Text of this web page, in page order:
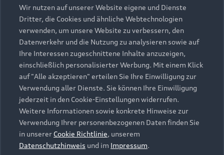
Elektromodelle
Plug-in-Hybride
Neuwagensuche
Gebrauchtwagensuche
Gebrauchtwagen
Finanzierung
Aktionen & Angebote
Geschäftskunden
Saisonale Angebote
Audi Services
Garantie
Audi digital services
myAudi
Support
Kundenservice
Händlersuche
Audi Code
Häufige Fragen (FAQ)
Audi Online Beratung
Über Audi
Unternehmen
Karriere
Investor Relations
Presse & Media Center
© 2026 AUDI AG. Alle Rechte vorbehalten
Wir nutzen auf unserer Website eigene und Dienste
Dritter, die Cookies und ähnliche Webtechnologien
verwenden, um unsere Website zu verbessern, den
Datenverkehr und die Nutzung zu analysieren sowie auf
Ihre Interessen zugeschnittene Inhalte anzuzeigen,
einschließlich personalisierter Werbung. Mit einem Klick
auf "Alle akzeptieren" erteilen Sie Ihre Einwilligung zur
Verwendung aller Dienste. Sie können Ihre Einwilligung
jederzeit in den Cookie-Einstellungen widerrufen.
Weitere Informationen sowie konkrete Hinweise zur
Verwendung Ihrer personenbezogenen Daten finden Sie
in unserer Cookie Richtlinie, unserem
Datenschutzhinweis und im Impressum.